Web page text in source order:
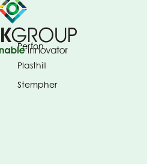
Perfon
Plasthill
Stempher